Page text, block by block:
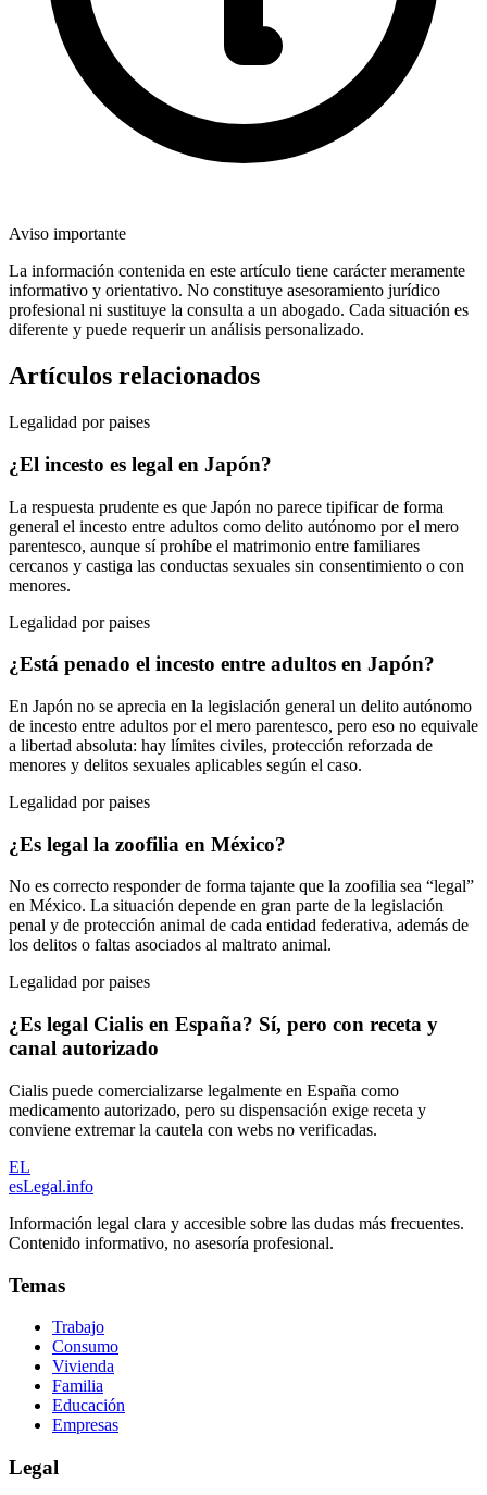
Aviso importante
La información contenida en este artículo tiene carácter meramente
informativo y orientativo. No constituye asesoramiento jurídico
profesional ni sustituye la consulta a un abogado. Cada situación es
diferente y puede requerir un análisis personalizado.
Artículos relacionados
Legalidad por paises
¿El incesto es legal en Japón?
La respuesta prudente es que Japón no parece tipificar de forma
general el incesto entre adultos como delito autónomo por el mero
parentesco, aunque sí prohíbe el matrimonio entre familiares
cercanos y castiga las conductas sexuales sin consentimiento o con
menores.
Legalidad por paises
¿Está penado el incesto entre adultos en Japón?
En Japón no se aprecia en la legislación general un delito autónomo
de incesto entre adultos por el mero parentesco, pero eso no equivale
a libertad absoluta: hay límites civiles, protección reforzada de
menores y delitos sexuales aplicables según el caso.
Legalidad por paises
¿Es legal la zoofilia en México?
No es correcto responder de forma tajante que la zoofilia sea “legal”
en México. La situación depende en gran parte de la legislación
penal y de protección animal de cada entidad federativa, además de
los delitos o faltas asociados al maltrato animal.
Legalidad por paises
¿Es legal Cialis en España? Sí, pero con receta y
canal autorizado
Cialis puede comercializarse legalmente en España como
medicamento autorizado, pero su dispensación exige receta y
conviene extremar la cautela con webs no verificadas.
EL
esLegal.info
Información legal clara y accesible sobre las dudas más frecuentes.
Contenido informativo, no asesoría profesional.
Temas
Trabajo
Consumo
Vivienda
Familia
Educación
Empresas
Legal